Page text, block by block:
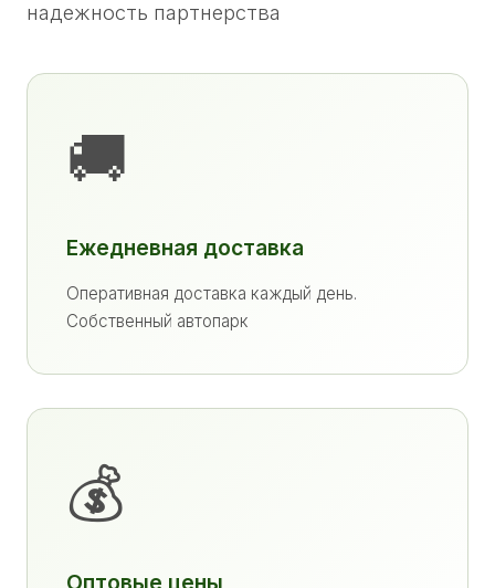
надежность партнерства
🚚
Ежедневная доставка
Оперативная доставка каждый день.
Собственный автопарк
💰
Оптовые цены